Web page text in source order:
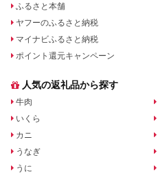
ふるさと本舗
ヤフーのふるさと納税
マイナビふるさと納税
ポイント還元キャンペーン
人気の返礼品から探す
牛肉
いくら
カニ
うなぎ
うに